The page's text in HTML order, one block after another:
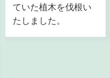
ていた植木を伐根い
たしました。